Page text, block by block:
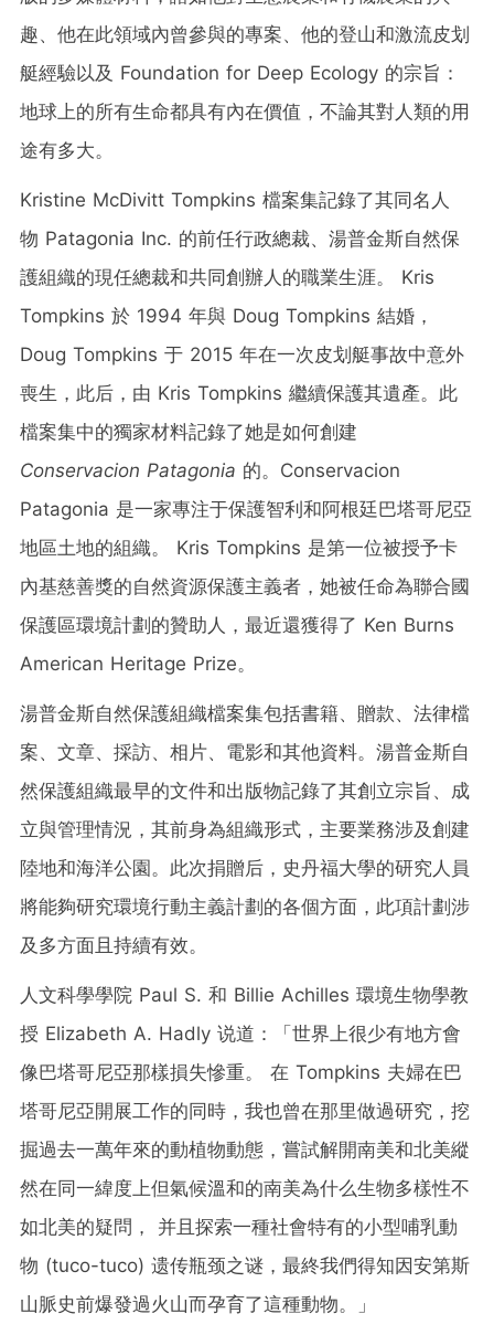
趣、他在此領域內曾參與的專案、他的登山和激流皮划
艇經驗以及 Foundation for Deep Ecology 的宗旨：
地球上的所有生命都具有內在價值，不論其對人類的用
途有多大。
Kristine McDivitt Tompkins 檔案集記錄了其同名人
物 Patagonia Inc. 的前任行政總裁、湯普金斯自然保
護組織的現任總裁和共同創辦人的職業生涯。 Kris
Tompkins 於 1994 年與 Doug Tompkins 結婚，
Doug Tompkins 于 2015 年在一次皮划艇事故中意外
喪生，此后，由 Kris Tompkins 繼續保護其遺產。此
檔案集中的獨家材料記錄了她是如何創建
Conservacion Patagonia 的。Conservacion
Patagonia 是一家專注于保護智利和阿根廷巴塔哥尼亞
地區土地的組織。 Kris Tompkins 是第一位被授予卡
內基慈善獎的自然資源保護主義者，她被任命為聯合國
保護區環境計劃的贊助人，最近還獲得了 Ken Burns
American Heritage Prize。
湯普金斯自然保護組織檔案集包括書籍、贈款、法律檔
案、文章、採訪、相片、電影和其他資料。湯普金斯自
然保護組織最早的文件和出版物記錄了其創立宗旨、成
立與管理情況，其前身為組織形式，主要業務涉及創建
陸地和海洋公園。此次捐贈后，史丹福大學的研究人員
將能夠研究環境行動主義計劃的各個方面，此項計劃涉
及多方面且持續有效。
人文科學學院 Paul S. 和 Billie Achilles 環境生物學教
授 Elizabeth A. Hadly 说道：「世界上很少有地方會
像巴塔哥尼亞那樣損失慘重。 在 Tompkins 夫婦在巴
塔哥尼亞開展工作的同時，我也曾在那里做過研究，挖
掘過去一萬年來的動植物動態，嘗試解開南美和北美縱
然在同一緯度上但氣候溫和的南美為什么生物多樣性不
如北美的疑問， 并且探索一種社會特有的小型哺乳動
物 (tuco-tuco) 遗传瓶颈之谜，最終我們得知因安第斯
山脈史前爆發過火山而孕育了這種動物。」